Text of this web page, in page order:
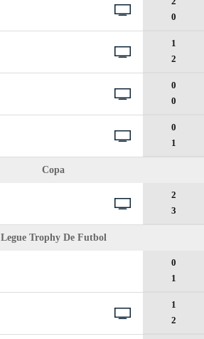
0
1
2
0
0
0
1
Copa
2
3
Legue Trophy De Futbol
0
1
1
2